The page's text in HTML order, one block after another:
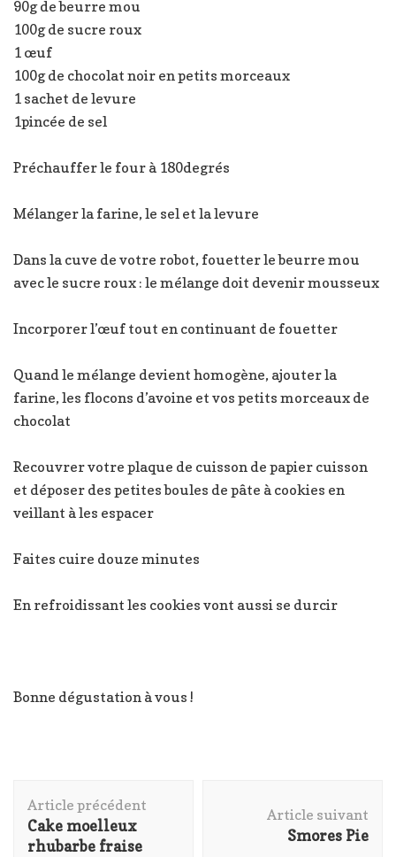
90g de beurre mou
100g de sucre roux
1 œuf
100g de chocolat noir en petits morceaux
1 sachet de levure
1pincée de sel
Préchauffer le four à 180degrés
Mélanger la farine, le sel et la levure
Dans la cuve de votre robot, fouetter le beurre mou
avec le sucre roux : le mélange doit devenir mousseux
Incorporer l’œuf tout en continuant de fouetter
Quand le mélange devient homogène, ajouter la
farine, les flocons d’avoine et vos petits morceaux de
chocolat
Recouvrer votre plaque de cuisson de papier cuisson
et déposer des petites boules de pâte à cookies en
veillant à les espacer
Faites cuire douze minutes
En refroidissant les cookies vont aussi se durcir
Bonne dégustation à vous !
d'article
Article précédent
Cake moelleux
rhubarbe fraise
Article suivant
Smores Pie